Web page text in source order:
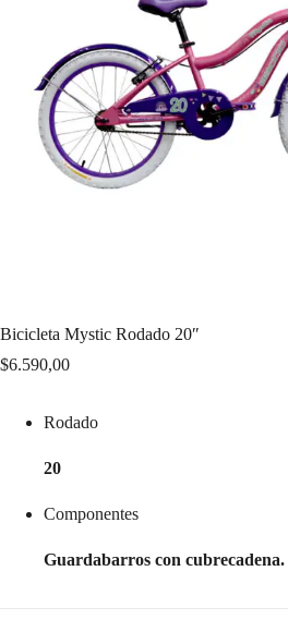
Bicicleta Mystic Rodado 20″
$6.590,00
Rodado
20
Componentes
Guardabarros con